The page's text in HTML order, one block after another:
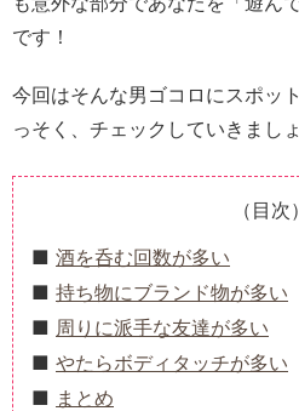
です！
今回はそんな男ゴコロにスポッ
っそく、チェックしていきまし
（目次）
酒を呑む回数が多い
持ち物にブランド物が多い
周りに派手な友達が多い
やたらボディタッチが多い
まとめ